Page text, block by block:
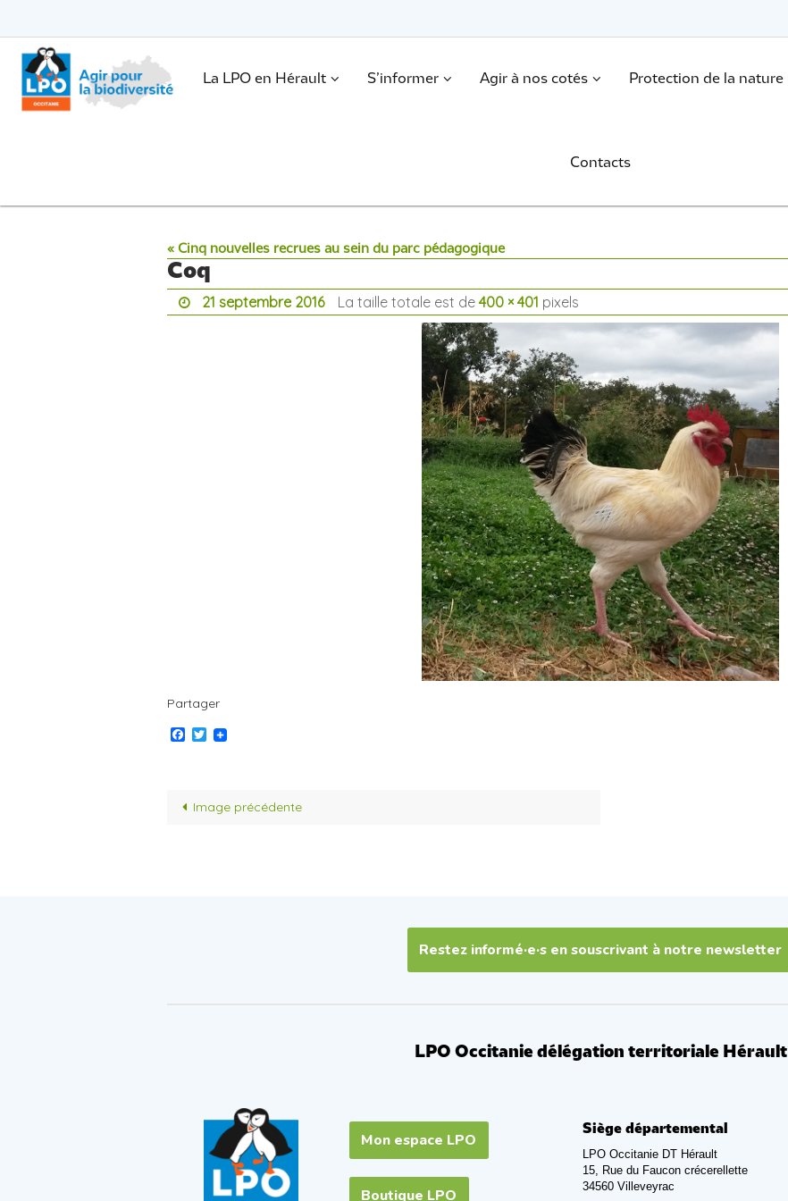
le
contenu
Passer
contenu
. La LPO en Hérault S’informer Agir à nos cotés Protection de la nature
Contacts
« Cinq nouvelles recrues au sein du parc pédagogique
Coq
21 septembre 2016 La taille totale est de 400 × 401 pixels
Partager
Facebook
Twitter
Image précédente
Restez informé·e·s en souscrivant à notre newsletter
LPO Occitanie délégation territoriale Hérault
Mon espace LPO
Boutique LPO
Siège départemental
LPO Occitanie DT Hérault
15, Rue du Faucon crécerellette
34560 Villeveyrac